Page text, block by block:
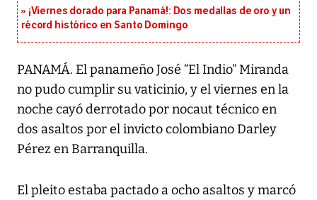
¡Viernes dorado para Panamá!: Dos medallas de oro y un
récord histórico en Santo Domingo
PANAMÁ. El panameño José “El Indio” Miranda
no pudo cumplir su vaticinio, y el viernes en la
noche cayó derrotado por nocaut técnico en
dos asaltos por el invicto colombiano Darley
Pérez en Barranquilla.
El pleito estaba pactado a ocho asaltos y marcó